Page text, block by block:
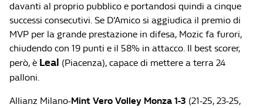
davanti al proprio pubblico e portandosi quindi a cinque
successi consecutivi. Se D’Amico si aggiudica il premio di
MVP per la grande prestazione in difesa, Mozic fa furori,
chiudendo con 19 punti e il 58% in attacco. Il best scorer,
però, è Leal (Piacenza), capace di mettere a terra 24
palloni.
Allianz Milano-Mint Vero Volley Monza 1-3 (21-25, 23-25,